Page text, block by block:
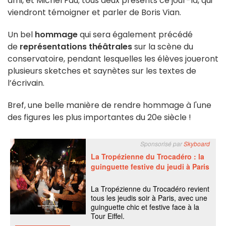
viendront témoigner et parler de Boris Vian.
Un bel hommagequi sera également précédé
de représentations théâtralessur la scène du
conservatoire, pendant lesquelles les élèves joueront
plusieurs sketches et saynètes sur les textes de
l’écrivain.
Bref, une belle manière de rendre hommage à l'une
des figures les plus importantes du 20e siècle !